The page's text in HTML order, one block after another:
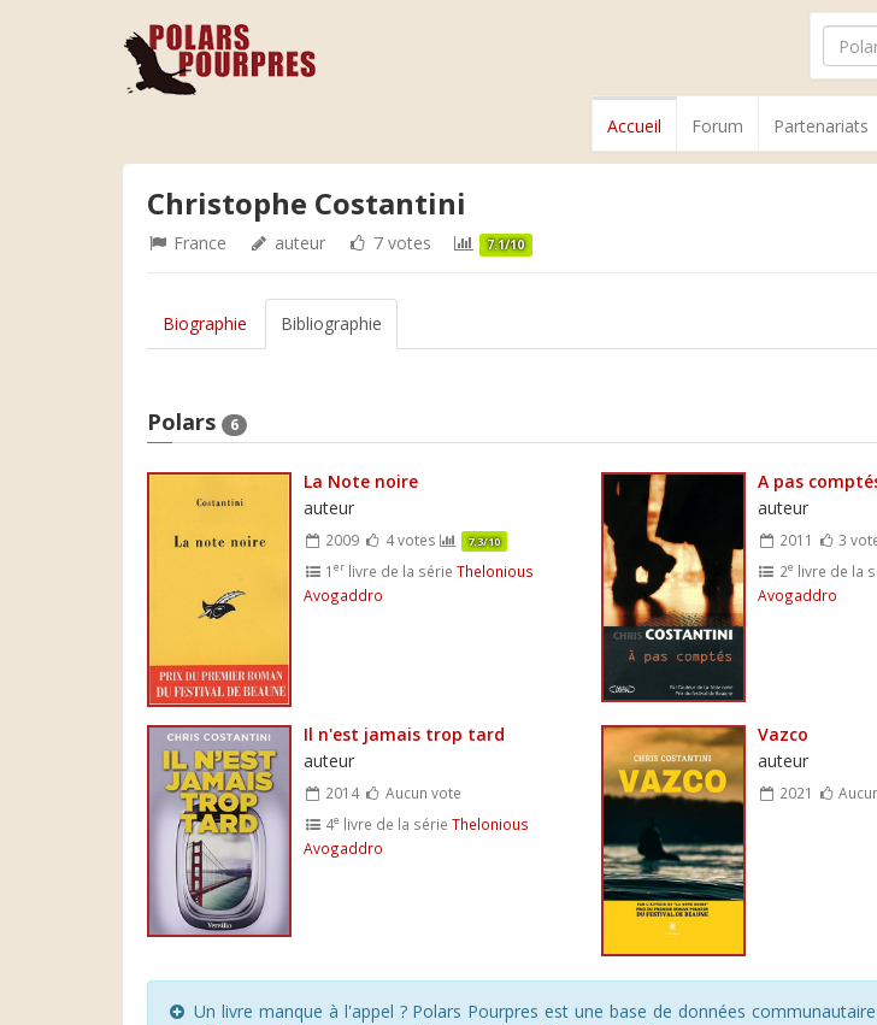
Accueil Forum Partenariats
Christophe Costantini
France auteur 7 votes 7.1/10
Biographie Bibliographie
Polars 6
La Note noire
auteur
2009 4 votes 7.3/10
1er livre de la sérieThelonious
Avogaddro
A pas
auteur
2011 3
2e livre de la
Avogaddro
Il n'est jamais trop tard
auteur
2014
Aucun vote
4e livre de la sérieThelonious
Avogaddro
Vazco
auteur
2021
Un livre manque à l'appel ? Polars Pourpres est une base de données